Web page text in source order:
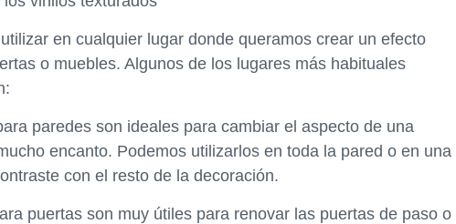
en cualquier lugar donde queramos crear un efecto
o muebles. Algunos de los lugares más habituales
paredes son ideales para cambiar el aspecto de una
encanto. Podemos utilizarlos en toda la pared o en una
con el resto de la decoración.
puertas son muy útiles para renovar las puertas de paso o